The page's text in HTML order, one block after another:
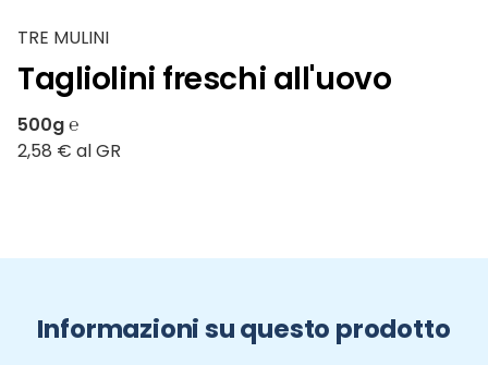
TRE MULINI
Tagliolini freschi all'uovo
500g ℮
2,58 € al GR
Informazioni su questo prodotto